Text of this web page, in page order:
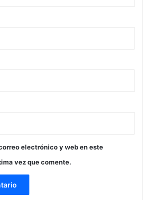
electrónico y web en este
vez que comente.